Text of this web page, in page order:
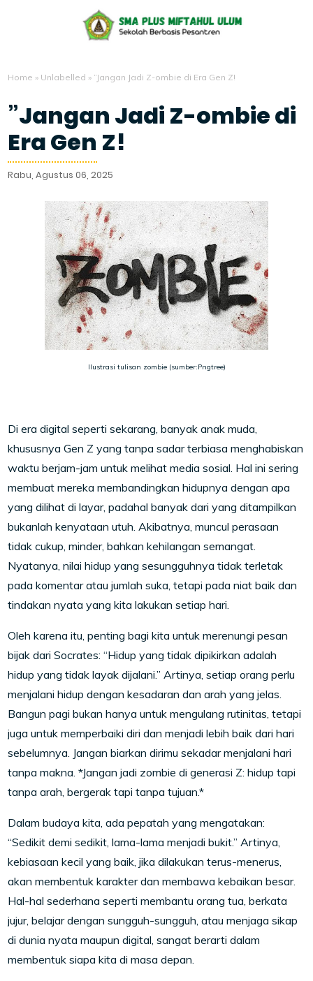
Home » Unlabelled » ”Jangan Jadi Z-ombie di Era Gen Z!
”Jangan Jadi Z-ombie di
Era Gen Z!
Rabu, Agustus 06, 2025
Ilustrasi tulisan zombie (sumber:Pngtree)
Di era digital seperti sekarang, banyak anak muda,
khususnya Gen Z yang tanpa sadar terbiasa menghabiskan
waktu berjam-jam untuk melihat media sosial. Hal ini sering
membuat mereka membandingkan hidupnya dengan apa
yang dilihat di layar, padahal banyak dari yang ditampilkan
bukanlah kenyataan utuh. Akibatnya, muncul perasaan
tidak cukup, minder, bahkan kehilangan semangat.
Nyatanya, nilai hidup yang sesungguhnya tidak terletak
pada komentar atau jumlah suka, tetapi pada niat baik dan
tindakan nyata yang kita lakukan setiap hari.
Oleh karena itu, penting bagi kita untuk merenungi pesan
bijak dari Socrates: “Hidup yang tidak dipikirkan adalah
hidup yang tidak layak dijalani.” Artinya, setiap orang perlu
menjalani hidup dengan kesadaran dan arah yang jelas.
Bangun pagi bukan hanya untuk mengulang rutinitas, tetapi
juga untuk memperbaiki diri dan menjadi lebih baik dari hari
sebelumnya. Jangan biarkan dirimu sekadar menjalani hari
tanpa makna. *Jangan jadi zombie di generasi Z: hidup tapi
tanpa arah, bergerak tapi tanpa tujuan.*
Dalam budaya kita, ada pepatah yang mengatakan:
“Sedikit demi sedikit, lama-lama menjadi bukit.” Artinya,
kebiasaan kecil yang baik, jika dilakukan terus-menerus,
akan membentuk karakter dan membawa kebaikan besar.
Hal-hal sederhana seperti membantu orang tua, berkata
jujur, belajar dengan sungguh-sungguh, atau menjaga sikap
di dunia nyata maupun digital, sangat berarti dalam
membentuk siapa kita di masa depan.